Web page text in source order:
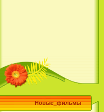
Новые_фильмы